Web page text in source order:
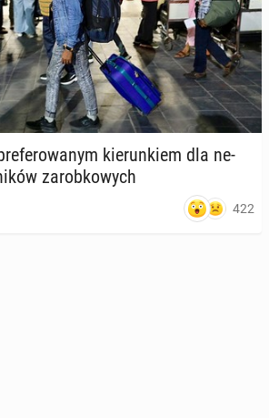
kie­run­kiem dla ne­
za­rob­ko­wych
422